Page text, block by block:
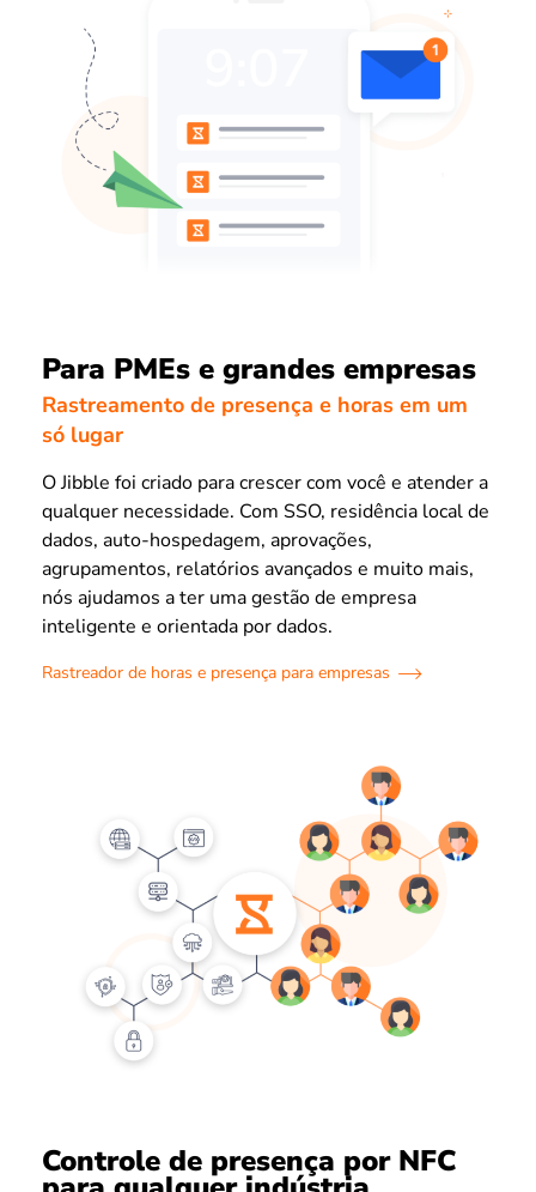
Para PMEs e grandes empresas
Rastreamento de presença e horas em um
só lugar
O Jibble foi criado para crescer com você e atender a
qualquer necessidade. Com SSO, residência local de
dados, auto-hospedagem, aprovações,
agrupamentos, relatórios avançados e muito mais,
nós ajudamos a ter uma gestão de empresa
inteligente e orientada por dados.
Rastreador de horas e presença para empresas
Controle de presença por NFC